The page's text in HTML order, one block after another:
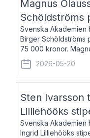
Magnus
Schöldströms
Svenska Akademien
Birger Schöldströms
75 000 kronor.
bosatt i Stockholm,
hovman. Han
2026-05-20
Sten Ivarsson
Lilliehööks
Svenska Akademien
Ingrid Lilliehööks